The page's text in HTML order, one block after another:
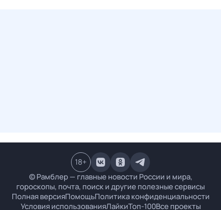
© Рамблер — главные новости России и мира,
гороскопы, почта, поиск и другие полезные сервисы
Полная версияПомощьПолитика конфиденциальности
Условия использованияЛайкиТоп-100Все проекты
18+